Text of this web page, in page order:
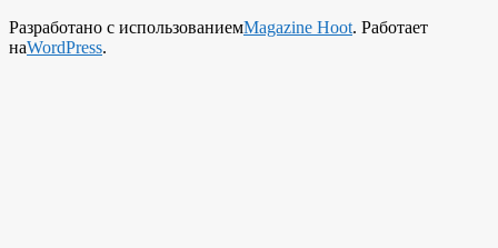
Разработано с использованиемMagazine Hoot. Работает
наWordPress.